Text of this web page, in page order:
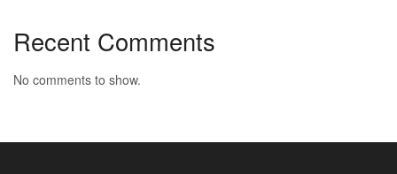
Recent Comments
No comments to show.